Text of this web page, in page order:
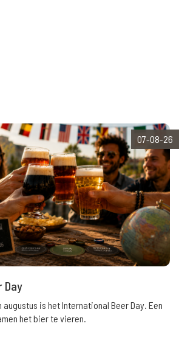
07-08-26
Day
is het International Beer Day. Een
het bier te vieren.